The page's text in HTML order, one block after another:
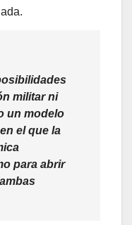
militar ni
un modelo
el que la
para abrir